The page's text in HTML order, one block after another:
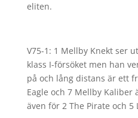
eliten.
V75-1: 1 Mellby Knekt ser
klass I-försöket men han
på och lång distans är ett
Eagle och 7 Mellby Kaliber
även för 2 The Pirate och 5